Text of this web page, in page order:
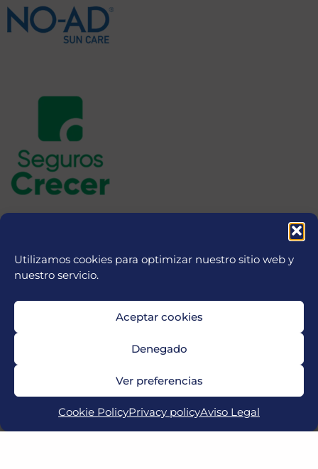
Utilizamos cookies para optimizar nuestro sitio web y
nuestro servicio.
Aceptar cookies
Denegado
Ver preferencias
Cookie PolicyPrivacy policyAviso Legal